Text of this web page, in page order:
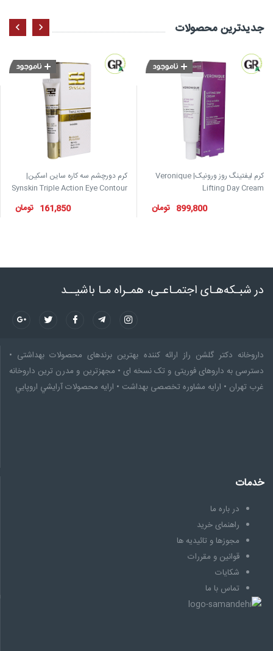
جدید‌ترین محصولات
کرم دورچشم سه کاره ساین اسکین|
Synskin Triple Action Eye Contour
تومان 161,850
کرم لیفتینگ روز ورونیک| Veronique
Lifting Day Cream
تومان 899,800
در شبـکه‌هـای اجتمـاعـی، همـراه مـا باشیــد
داروخانه دکتر گلشن راز ارائه کننده بهترین برندهای محصولات بهداشتی •
دسترسی به داروهای فوریتی و تک نسخه ای • مجهزترین و مدرن ترین داروخانه
غرب تهران • ارایه مشاوره تخصصى بهداشت • ارایه محصولات آرايشي اروپايي
خدمات
در باره ما
راهنمای خرید
مجوزها و تائیدیه ها
قوانین و مقررات
شکایات
تماس با ما